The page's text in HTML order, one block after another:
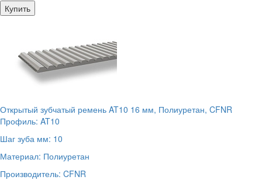
Купить
Открытый зубчатый ремень AT10 16 мм, Полиуретан, CFNR
Профиль: AT10
Шаг зуба мм: 10
Материал: Полиуретан
Производитель: CFNR